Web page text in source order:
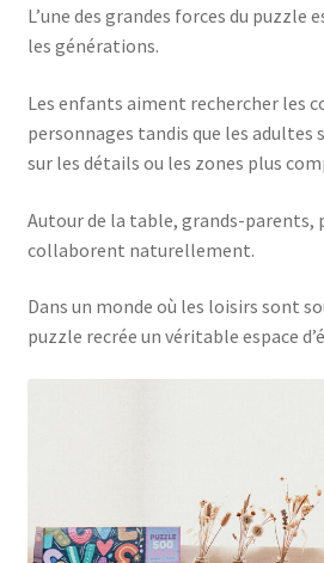
L’une des grandes forces du puzzle
les générations.
Les enfants aiment rechercher les
personnages tandis que les adultes
sur les détails ou les zones plus
Autour de la table, grands-parents,
collaborent naturellement.
Dans un monde où les loisirs sont
puzzle recrée un véritable espace